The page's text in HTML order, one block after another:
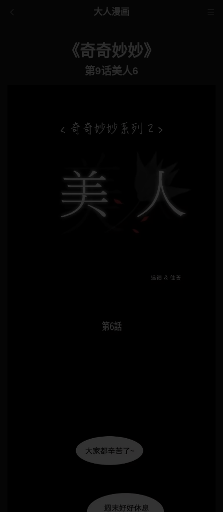
大人漫画
《奇奇妙妙》
第9话美人6